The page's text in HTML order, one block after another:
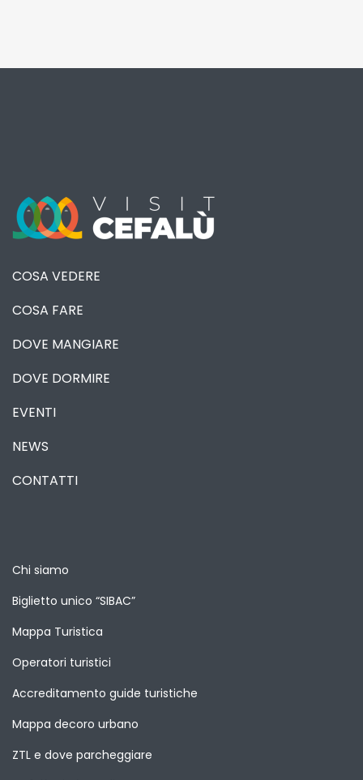
COSA VEDERE
COSA FARE
DOVE MANGIARE
DOVE DORMIRE
EVENTI
NEWS
CONTATTI
Chi siamo
Biglietto unico “SIBAC”
Mappa Turistica
Operatori turistici
Accreditamento guide turistiche
Mappa decoro urbano
ZTL e dove parcheggiare